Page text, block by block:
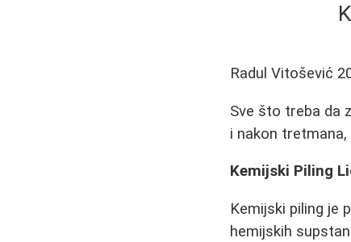
Radul Vitošević
Sve što treba da
i nakon
Kemijski Piling
Kemijski piling je
hemijskih